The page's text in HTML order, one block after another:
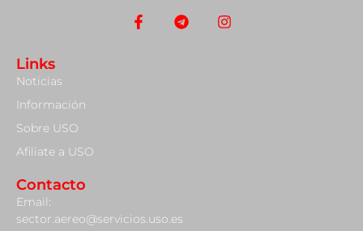
Links
Noticias
Información
Sobre USO
Afiliate a USO
Contacto
Email:
sector.aereo@servicios.uso.es